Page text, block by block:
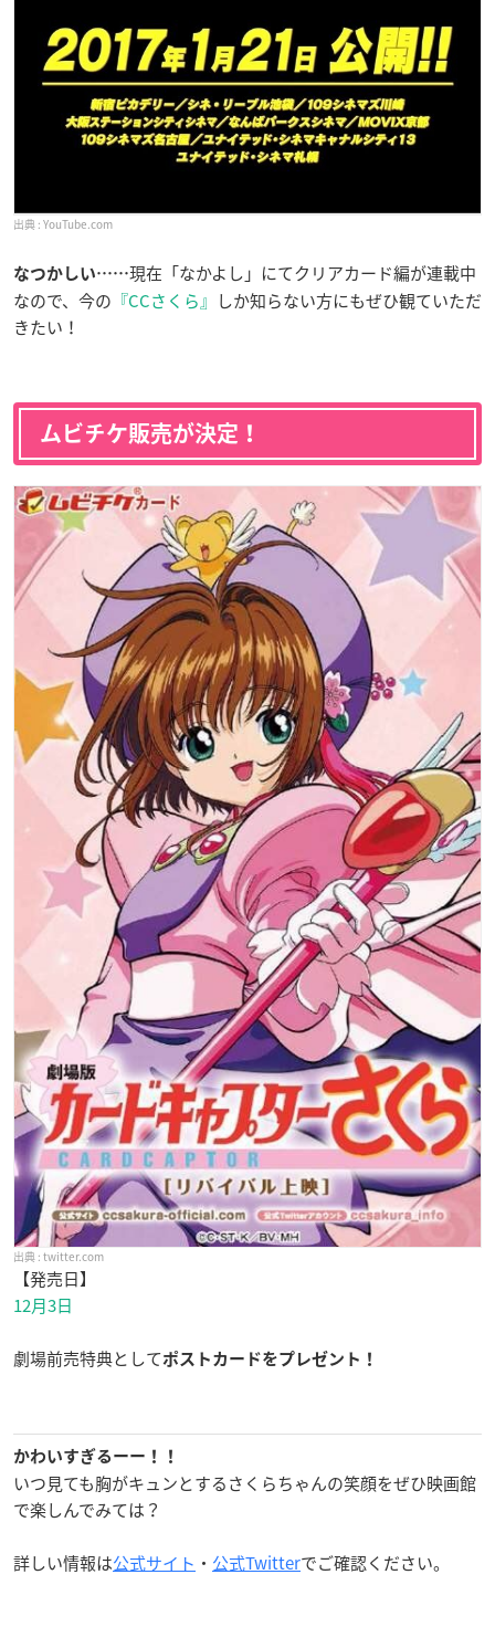
YouTube.com
なつかしい……現在「なかよし」にてクリアカード編が連載中
なので、今の 『CCさくら』 しか知らない方にもぜひ観ていただ
きたい！
ムビチケ販売が決定！
twitter.com
【発売日】
12月3日
劇場前売特典としてポストカードをプレゼント！
かわいすぎるーー！！
いつ見ても胸がキュンとするさくらちゃんの笑顔をぜひ映画館
で楽しんでみては？
詳しい情報は公式サイト ・ 公式Twitterでご確認ください。